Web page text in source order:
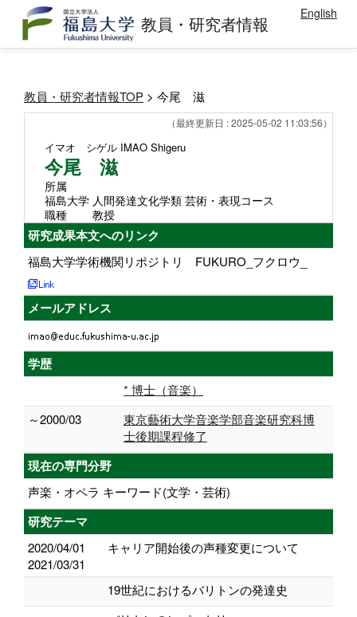
教員・研究者情報 English
教員・研究者情報TOP > 今尾 滋
（最終更新日 : 2025-05-02 11:03:56）
イマオ シゲル IMAO Shigeru
今尾 滋
所属
福島大学 人間発達文化学類 芸術・表現コース
職種
教授
研究成果本文へのリンク
福島大学学術機関リポジトリ FUKURO_フクロウ_
メールアドレス
学歴
* 博士（音楽）
～2000/03
東京藝術大学音楽学部音楽研究科博
士後期課程修了
現在の専門分野
声楽・オペラ キーワード(文学・芸術)
研究テーマ
2020/04/01
2021/03/31
キャリア開始後の声種変更について
19世紀におけるバリトンの発達史